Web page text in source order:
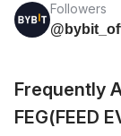
Followers
Frequently
FEG(FEED